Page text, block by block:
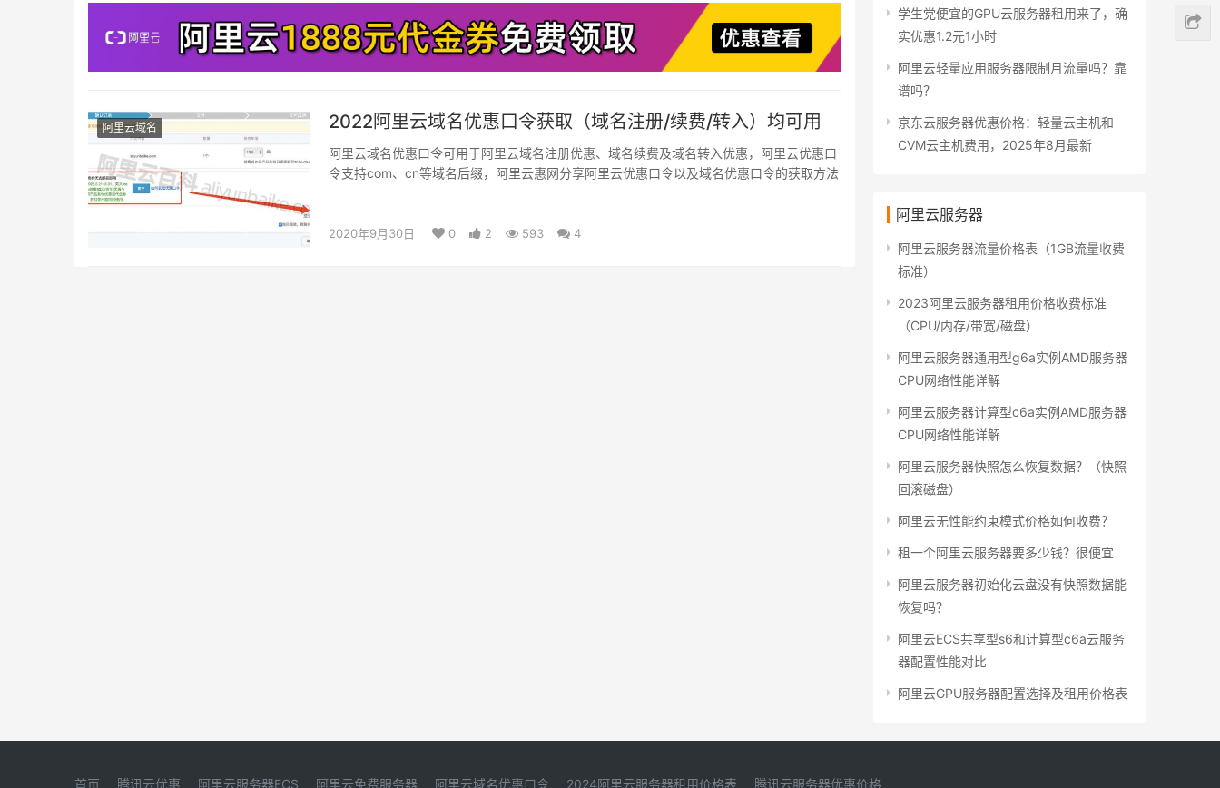
阿里云域名 2022阿里云域名优惠口令获取（域名注册/续费/转入）均可用
阿里云域名优惠口令可用于阿里云域名注册优惠、域名续费及域名转入优惠，阿里云优惠口
令支持com、cn等域名后缀，阿里云惠网分享阿里云优惠口令以及域名优惠口令的获取方法
2020年9月30日 0 2 593 4
学生党便宜的GPU云服务器租用来了，确
实优惠1.2元1小时
阿里云轻量应用服务器限制月流量吗？靠
谱吗？
京东云服务器优惠价格：轻量云主机和
CVM云主机费用，2025年8月最新
阿里云服务器
阿里云服务器流量价格表（1GB流量收费
标准）
2023阿里云服务器租用价格收费标准
（CPU/内存/带宽/磁盘）
阿里云服务器通用型g6a实例AMD服务器
CPU网络性能详解
阿里云服务器计算型c6a实例AMD服务器
CPU网络性能详解
阿里云服务器快照怎么恢复数据？（快照
回滚磁盘）
阿里云无性能约束模式价格如何收费？
租一个阿里云服务器要多少钱？很便宜
阿里云服务器初始化云盘没有快照数据能
恢复吗？
阿里云ECS共享型s6和计算型c6a云服务
器配置性能对比
阿里云GPU服务器配置选择及租用价格表
首页 腾讯云优惠 阿里云服务器ECS 阿里云免费服务器 阿里云域名优惠口令 2024阿里云服务器租用价格表 腾讯云服务器优惠价格